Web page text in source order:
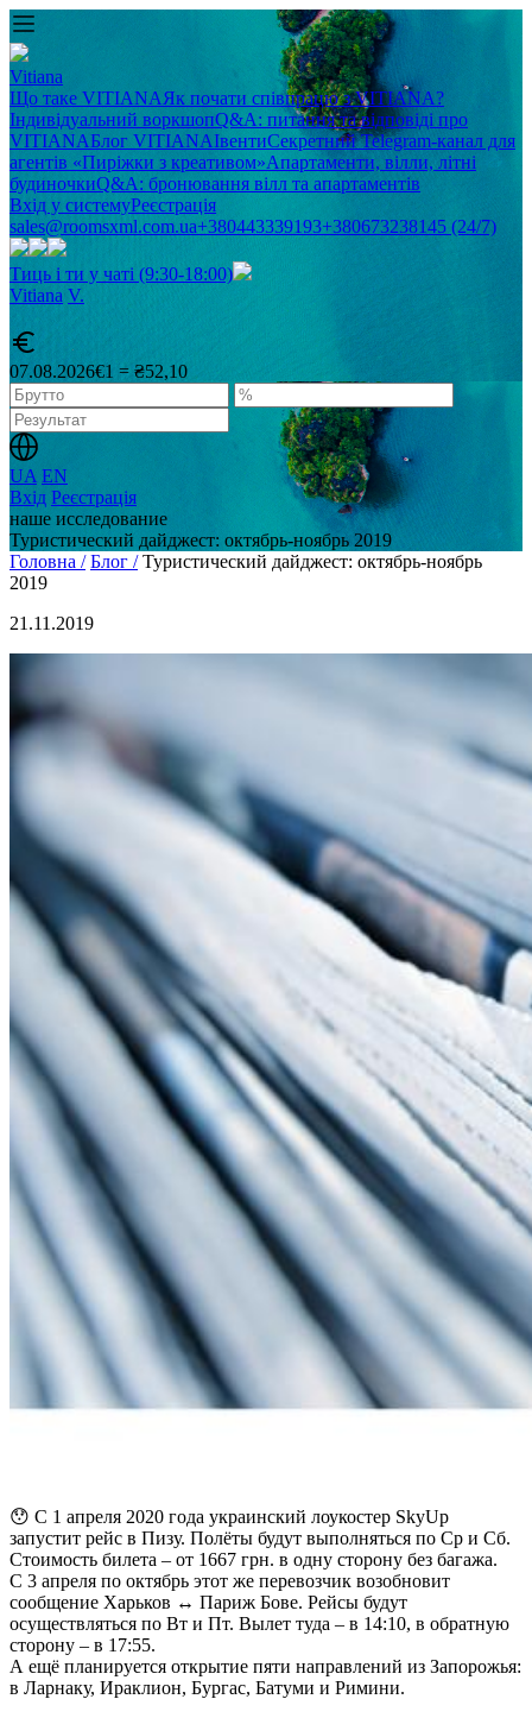
Vitiana
Що таке VITIANAЯк почати співпрацю з VITIANA?
Індивідуальний воркшопQ&A: питання та відповіді про
VITIANAБлог VITIANAІвентиСекретний Telegram-канал для
агентів «Пиріжки з креативом»Апартаменти, вілли, літні
будиночкиQ&A: бронювання вілл та апартаментів
Вхід у системуРеєстрація
sales@roomsxml.com.ua+380443339193+380673238145 (24/7)
Тиць і ти у чаті (9:30-18:00)
Vitiana V.
07.08.2026€1 = ₴52,10
UA EN
Вхід Реєстрація
наше исследование
Туристический дайджест: октябрь-ноябрь 2019
Головна / Блог / Туристический дайджест: октябрь-ноябрь
2019
21.11.2019
😯 С 1 апреля 2020 года украинский лоукостер SkyUp
запустит рейс в Пизу. Полёты будут выполняться по Ср и Сб.
Стоимость билета – от 1667 грн. в одну сторону без багажа.
С 3 апреля по октябрь этот же перевозчик возобновит
сообщение Харьков ↔ Париж Бове. Рейсы будут
осуществляться по Вт и Пт. Вылет туда – в 14:10, в обратную
сторону – в 17:55.
А ещё планируется открытие пяти направлений из Запорожья:
в Ларнаку, Ираклион, Бургас, Батуми и Римини.